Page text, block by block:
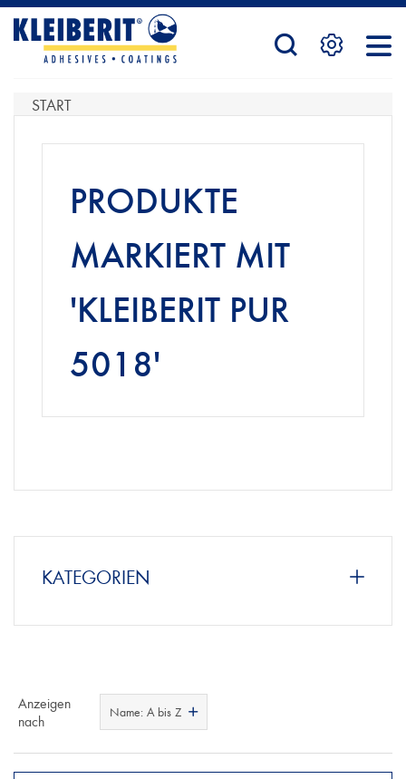
STARTSEITE
PRODUKTE
START
PRODUKTE
MARKIERT MIT
'KLEIBERIT PUR
5018'
KATEGORIEN
Anzeigen
nach
Name: A bis Z